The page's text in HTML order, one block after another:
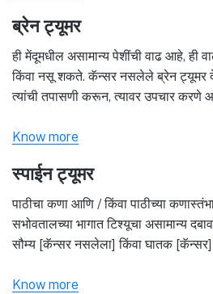
ब्रेन ट्यूमर
ही मेंदूमधील असामान्य पेशींची वाढ आहे,
किंवा नसू शकते. कॅन्सर नसलेले ब्रेन ट्यूमर
त्यांची तपासणी करून, त्यावर उपचार
Know more
स्पाईन ट्यूमर
पाठीचा कणा आणि / किंवा पाठीच्या
सभोवतालच्या भागात टिश्यूचा असामान्य
सौम्य [कॅन्सर नसलेला] किंवा घातक
Know more